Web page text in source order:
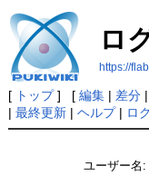
ロ
https://
[ トップ] [ 編集| 差分|
| 最終更新| ヘルプ| ロ
ユーザー名: